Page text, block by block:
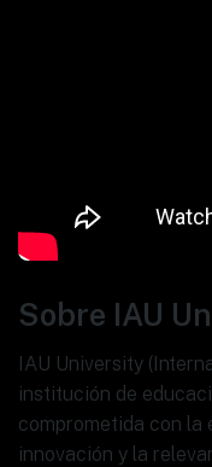
Sobre IAU
IAU University
institución de
comprometida con la
innovación y la